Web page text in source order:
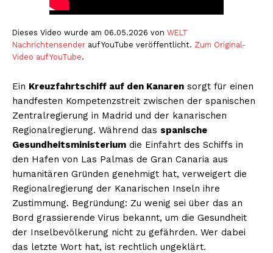
Dieses Video wurde am 06.05.2026 von WELT
Nachrichtensender auf YouTube veröffentlicht. Zum Original-
Video auf YouTube.
Ein Kreuzfahrtschiff auf den Kanaren sorgt für einen
handfesten Kompetenzstreit zwischen der spanischen
Zentralregierung in Madrid und der kanarischen
Regionalregierung. Während das spanische
Gesundheitsministerium die Einfahrt des Schiffs in
den Hafen von Las Palmas de Gran Canaria aus
humanitären Gründen genehmigt hat, verweigert die
Regionalregierung der Kanarischen Inseln ihre
Zustimmung. Begründung: Zu wenig sei über das an
Bord grassierende Virus bekannt, um die Gesundheit
der Inselbevölkerung nicht zu gefährden. Wer dabei
das letzte Wort hat, ist rechtlich ungeklärt.